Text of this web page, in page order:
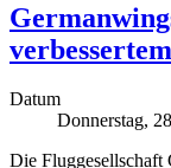
Datum
Donnerstag,
Die Fluggesellschaft